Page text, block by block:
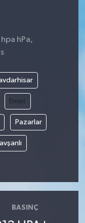
hPa,
Emet
Pazarlar
BASINÇ